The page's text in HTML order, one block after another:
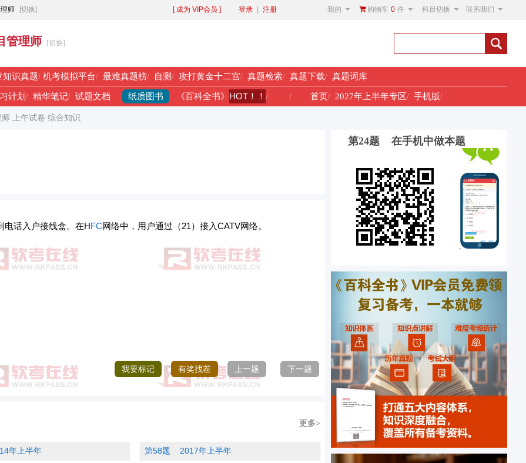
师 [切换] [ 成为 VIP会员 ] 登录 注册 我的 购物车 0 件 科目切换 联系我们
管理师 [切换]
知识真题/ 机考模拟平台/ 最难真题榜/ 自测/ 攻打黄金十二宫/ 真题检索/ 真题下载/ 真题词库
计划/ 精华笔记/ 试题文档 纸质图书 《百科全书》 HOT！！ / / 首页/ 2027年上半年专区/ 手机版/
上午试卷 综合知识
电话入户接线盒。在HFC网络中，用户通过（21）接入CATV网络。
我要标记 有奖找茬 上一题 下一题
更多>
年上半年 第58题 2017年上半年
第24题 在手机中做本题